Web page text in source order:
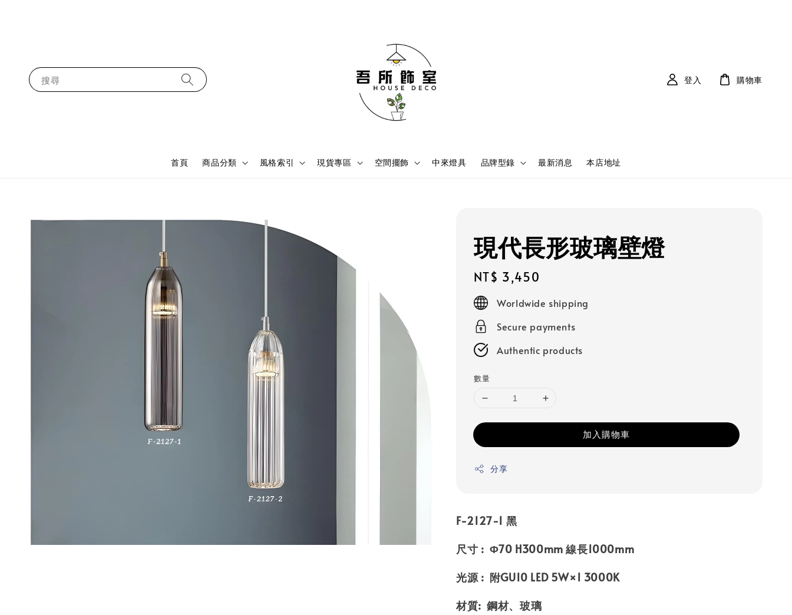
搜尋
首頁 商品分類 風格索引 現貨專區 空間擺飾 中來燈具 品牌型錄 最新消息 本店地址
登入 購物車
現代長形玻璃壁燈
Regular
price
NT$ 3,450
Worldwide shipping
Secure payments
Authentic products
數量
加入購物車
分享
F-2127-1 黑
尺寸 : Φ70 H300mm 線長1000mm
光源 : 附GU10 LED 5W×1 3000K
材質: 鋼材、玻璃